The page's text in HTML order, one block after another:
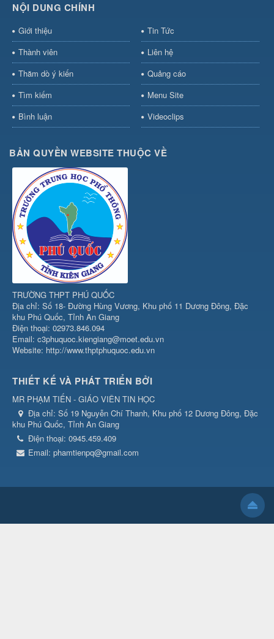
NỘI DUNG CHÍNH
Giới thiệu
Tin Tức
Thành viên
Liên hệ
Thăm dò ý kiến
Quảng cáo
Tìm kiếm
Menu Site
Bình luận
Videoclips
BẢN QUYỀN WEBSITE THUỘC VỀ
TRƯỜNG THPT PHÚ QUỐC
Địa chỉ: Số 18- Đường Hùng Vương, Khu phố 11 Dương Đông, Đặc
khu Phú Quốc, Tỉnh An Giang
Điện thoại: 02973.846.094
Email: c3phuquoc.kiengiang@moet.edu.vn
Website: http://www.thptphuquoc.edu.vn
THIẾT KẾ VÀ PHÁT TRIỂN BỞI
MR PHẠM TIẾN - GIÁO VIÊN TIN HỌC
Địa chỉ: Số 19 Nguyễn Chí Thanh, Khu phố 12 Dương Đông, Đặc
khu Phú Quốc, Tỉnh An Giang
Điện thoại: 0945.459.409
Email: phamtienpq@gmail.com